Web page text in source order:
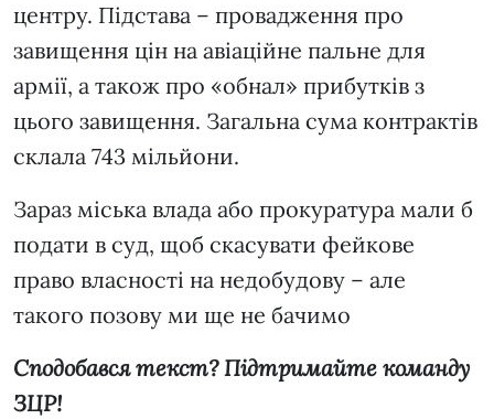
центру. Підстава – провадження про
завищення цін на авіаційне пальне для
армії, а також про «обнал» прибутків з
цього завищення. Загальна сума контрактів
склала 743 мільйони.
Зараз міська влада або прокуратура мали б
подати в суд, щоб скасувати фейкове
право власності на недобудову – але
такого позову ми ще не бачимо
Сподобався текст? Підтримайте команду
ЗЦР!